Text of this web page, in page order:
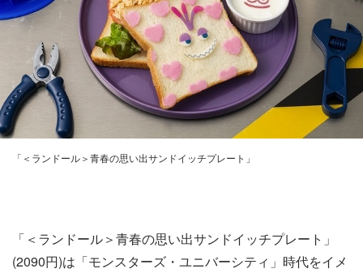
「＜ランドール＞青春の思い出サンドイッチプレート」
「＜ランドール＞青春の思い出サンドイッチプレート」
(2090円)は「モンスターズ・ユニバーシティ」時代をイメ